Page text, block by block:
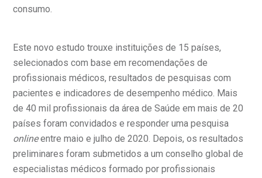
Endereço:
R. Martiniano de Carvalho, 965
CEP: 01323-001 | Bela Vista
Clínica Medicina da Mulher
a BP
Conosco
de Benchmarking
Cirurgia
frequentes
consumo.
Este novo estudo trouxe instituições de 15 países,
selecionados com base em recomendações de
profissionais médicos, resultados de pesquisas com
pacientes e indicadores de desempenho médico. Mais
de 40 mil profissionais da área de Saúde em mais de 20
países foram convidados e responder uma pesquisa
onlineentre maio e julho de 2020. Depois, os resultados
preliminares foram submetidos a um conselho global de
especialistas médicos formado por profissionais